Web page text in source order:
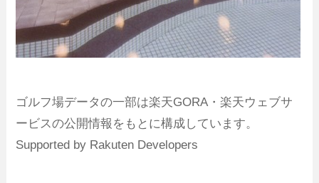
ゴルフ場データの一部は楽天GORA・楽天ウェブサ
ービスの公開情報をもとに構成しています。
Supported by Rakuten Developers